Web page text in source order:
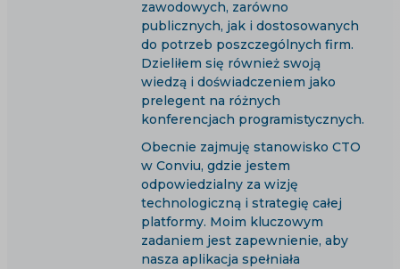
zawodowych, zarówno
publicznych, jak i dostosowanych
do potrzeb poszczególnych firm.
Dzieliłem się również swoją
wiedzą i doświadczeniem jako
prelegent na różnych
konferencjach programistycznych.
Obecnie zajmuję stanowisko CTO
w Conviu, gdzie jestem
odpowiedzialny za wizję
technologiczną i strategię całej
platformy. Moim kluczowym
zadaniem jest zapewnienie, aby
nasza aplikacja spełniała